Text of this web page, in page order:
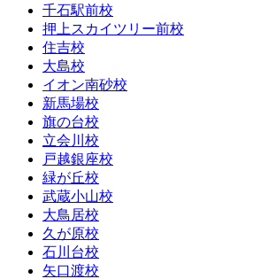
千石駅前校
押上スカイツリー前校
住吉校
大島校
イオン南砂校
新馬場校
旗の台校
立会川校
戸越銀座校
緑が丘校
武蔵小山校
大鳥居校
久が原校
石川台校
矢口渡校